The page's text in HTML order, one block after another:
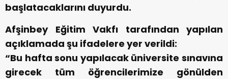
başlatacaklarını duyurdu.
Afşinbey Eğitim Vakfı tarafından yapılan
açıklamada şu ifadelere yer verildi:
“Bu hafta sonu yapılacak üniversite sınavına
girecek tüm öğrencilerimize gönülden